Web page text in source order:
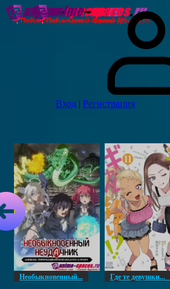
Вход | Регистрация
Необыкновенный... Где те девушки...